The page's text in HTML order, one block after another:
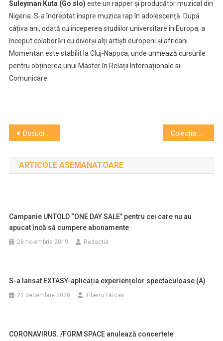
Suleyman Kuta (Go slo) este un rapper și producător muzical din
Nigeria. S-a îndreptat înspre muzica rap în adolescență. După
câțiva ani, odată cu începerea studiilor universitare în Europa, a
început colaborări cu diverși alți artiști europeni și africani.
Momentan este stabilit la Cluj-Napoca, unde urmează cursurile
pentru obținerea unui Master în Relații Internaționale si
Comunicare.
Navigare
în
articole
Docudrama „Washington”, cu scene filmate în România, difuzată în premieră la History Colecția AudioPuck se extinde cu noi înregistrări
ARTICOLE ASEMANATOARE
Campanie UNTOLD “ONE DAY SALE” pentru cei care nu au
apucat încă să cumpere abonamente
28 noiembrie 2019 Redactia
S-a lansat EXTASY-aplicația experiențelor spectaculoase (A)
22 decembrie 2020 Tiberiu Fărcaş
CORONAVIRUS. /FORM SPACE anulează concertele